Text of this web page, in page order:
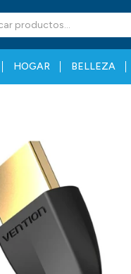
HOGAR BELLEZA